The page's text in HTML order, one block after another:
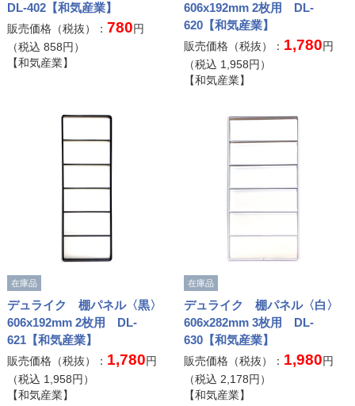
DL-402【和気産業】
販売価格（税抜）： 780円
（税込 858円）
【和気産業】
606x192mm 2枚用 DL-
620【和気産業】
販売価格（税抜）： 1,780円
（税込 1,958円）
【和気産業】
在庫品
デュライク 棚パネル〈黒〉
606x192mm 2枚用 DL-
621【和気産業】
販売価格（税抜）： 1,780円
（税込 1,958円）
【和気産業】
在庫品
デュライク 棚パネル〈白〉
606x282mm 3枚用 DL-
630【和気産業】
販売価格（税抜）： 1,980円
（税込 2,178円）
【和気産業】